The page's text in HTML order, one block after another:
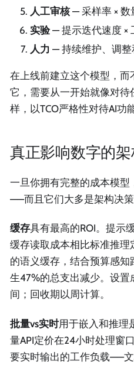
人工审核— 采样率 × 数
实验— 提示迭代速度 ×
人力 — 持续维护、调整
在上线前建立这个模型，
它，需要从一开始就像对
样，以TCO严格性对待AI功能
真正影响数字的
一旦你拥有完整的成本模型
——而且它们大多是架构决策
缓存具有最高的ROI。提示
缓存读取成本相比标准推
的语义缓存，结合预算感
生47%的总支出减少。设
间；回收期以周计算。
批量vs实时用于嵌入和推理
量API定价在24小时处理窗
要实时输出的工作负载——